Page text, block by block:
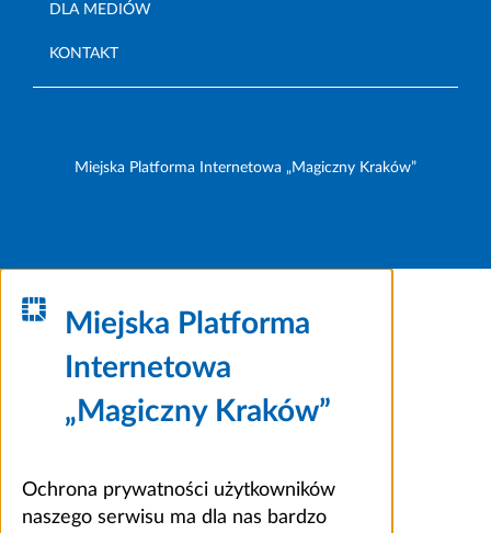
DLA MEDIÓW
KONTAKT
Miejska Platforma Internetowa „Magiczny Kraków”
Miejska Platforma
Internetowa
„Magiczny Kraków”
Ochrona prywatności użytkowników
naszego serwisu ma dla nas bardzo